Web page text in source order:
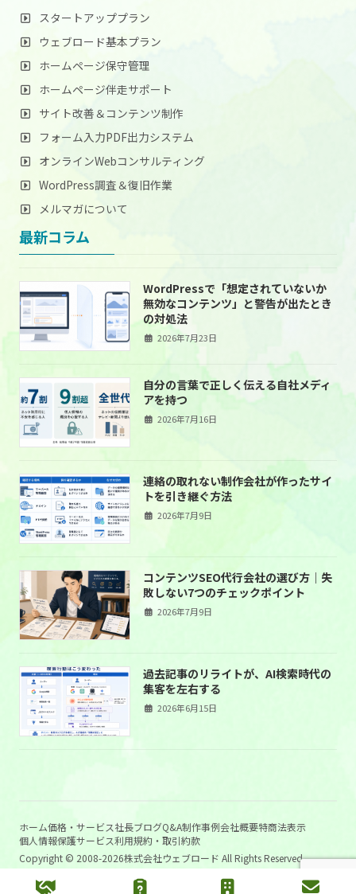
スタートアッププラン
ウェブロード基本プラン
ホームページ保守管理
ホームページ伴走サポート
サイト改善＆コンテンツ制作
フォーム入力PDF出力システム
オンラインWebコンサルティング
WordPress調査＆復旧作業
メルマガについて
最新コラム
WordPressで「想定されていないか
無効なコンテンツ」と警告が出たとき
の対処法
2026年7月23日
自分の言葉で正しく伝える自社メディ
アを持つ
2026年7月16日
連絡の取れない制作会社が作ったサイ
トを引き継ぐ方法
2026年7月9日
コンテンツSEO代行会社の選び方｜失
敗しない7つのチェックポイント
2026年7月9日
過去記事のリライトが、AI検索時代の
集客を左右する
2026年6月15日
ホーム価格・サービス社長ブログQ&A制作事例会社概要特商法表示
個人情報保護サービス利用規約・取引約款
Copyright © 2008-2026株式会社ウェブロード All Rights Reserved.